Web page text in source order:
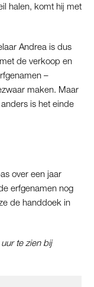
halen, komt hij met
Andrea is dus
de verkoop en
–
maken. Maar
is het einde
over een jaar
erfgenamen nog
de handdoek in
te zien bij